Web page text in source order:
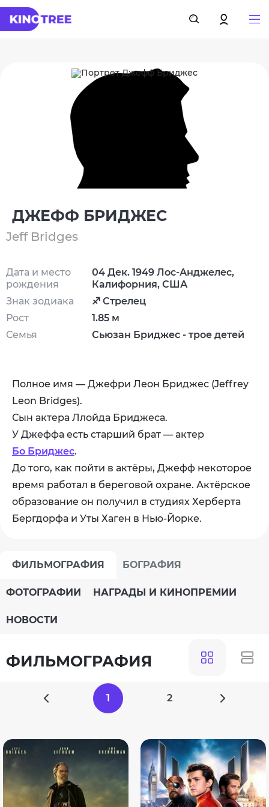
ДЖЕФФ БРИДЖЕС
Jeff Bridges
Дата и место
рождения
Знак зодиака
Рост
Семья
04 Дек. 1949 Лос-Анджелес,
Калифорния, США
♐ Стрелец
1.85 м
Сьюзан Бриджес - трое детей
Полное имя — Джефри Леон Бриджес (Jeffrey
Leon Bridges).
Сын актера Ллойда Бриджеса.
У Джеффа есть старший брат — актер
Бо Бриджес.
До того, как пойти в актёры, Джефф некоторое
время работал в береговой охране. Актёрское
образование он получил в студиях Херберта
Бергдорфа и Уты Хаген в Нью-Йорке.
ФИЛЬМОГРАФИЯ БОГРАФИЯ
ФОТОГРАФИИ НАГРАДЫ И КИНОПРЕМИИ
НОВОСТИ
ФИЛЬМОГРАФИЯ
1 2